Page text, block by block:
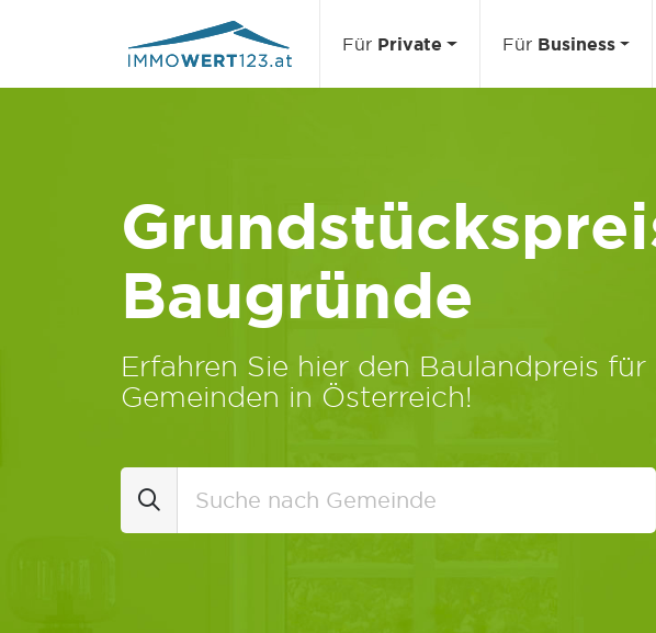
Für Private Für Business
Baugründe
Erfahren Sie hier den Baulandpreis für
Gemeinden in Österreich!